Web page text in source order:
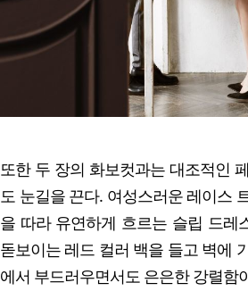
또한 두 장의 화보컷과는 대조적인
도 눈길을 끈다. 여성스러운 레이스
을 따라 유연하게 흐르는 슬립 드레
돋보이는 레드 컬러 백을 들고 벽에
에서 부드러우면서도 은은한 강렬함